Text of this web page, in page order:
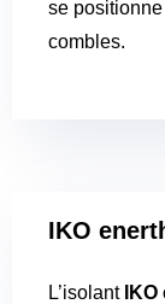
se
combles.
IKO
L’isolant